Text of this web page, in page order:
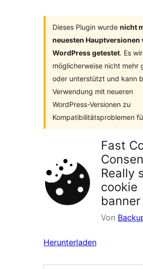
Dieses Plugin wurde nicht
neuesten Hauptversionen
WordPress getestet. Es
möglicherweise nicht mehr
oder unterstützt und kann
Verwendung mit neueren
WordPress-Versionen zu
Kompatibilitätsproblemen
Fast
Really
cookie
banner
Von
Herunterladen